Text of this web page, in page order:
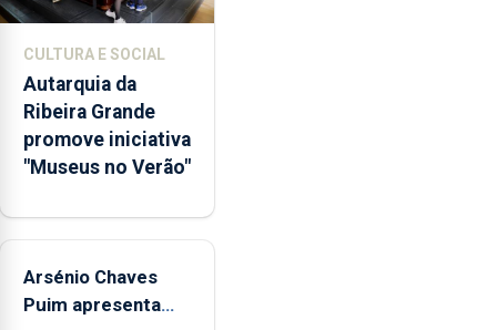
núcleos
integrados
na
Rede
Municipal
de
aos
durante
o
CULTURA E SOCIAL
Autarquia da
Ribeira Grande
promove iniciativa
"Museus no Verão"
Arsénio Chaves
Puim apresenta